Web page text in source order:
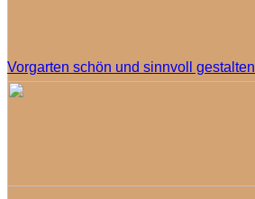
Vorgarten schön und sinnvoll gestalten